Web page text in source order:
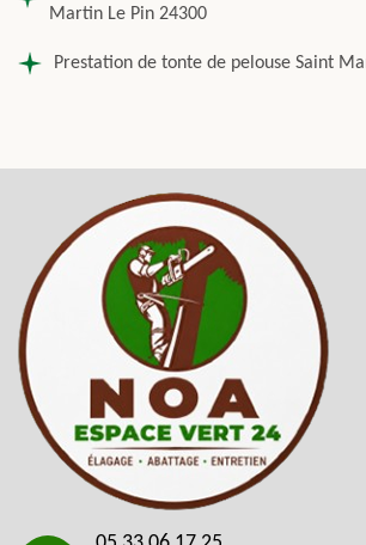
Martin Le Pin 24300
Prestation de tonte de pelouse Saint